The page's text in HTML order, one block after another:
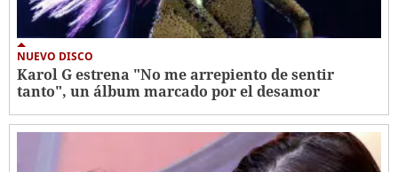
NUEVO DISCO
Karol G estrena "No me arrepiento de sentir
tanto", un álbum marcado por el desamor